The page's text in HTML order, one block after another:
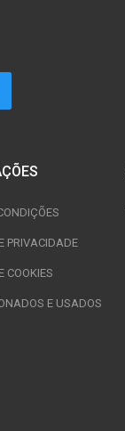
PRIVACIDADE
COOKIES
E USADOS